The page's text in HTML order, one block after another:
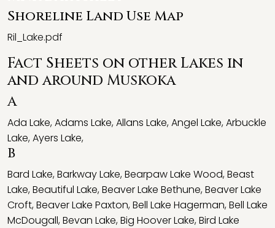
Shoreline Land Use Map
Ril_Lake.pdf
Fact Sheets on other Lakes in
and around Muskoka
A
Ada Lake,Adams Lake,Allans Lake,Angel Lake,Arbuckle
Lake,Ayers Lake,
B
Bard Lake,Barkway Lake,Bearpaw Lake Wood,Beast
Lake,Beautiful Lake,Beaver Lake Bethune,Beaver Lake
Croft,Beaver Lake Paxton,Bell Lake Hagerman,Bell Lake
McDougall,Bevan Lake,Big Hoover Lake,Bird Lake